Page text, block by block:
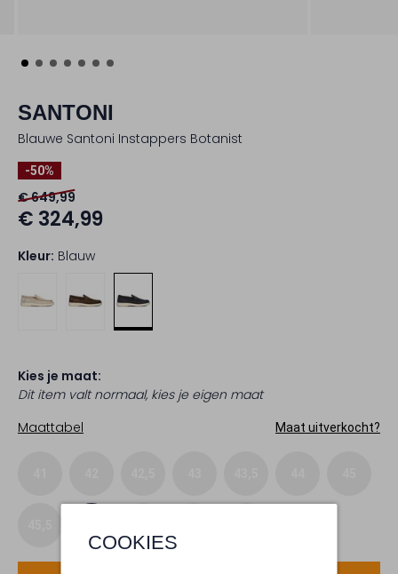
COOKIES
SANTONI
Blauwe Santoni Instappers Botanist
-50%
€ 649,99
€ 324,99
Kleur: Blauw
Kies je maat:
Dit item valt normaal, kies je eigen maat
Maattabel
Maat uitverkocht?